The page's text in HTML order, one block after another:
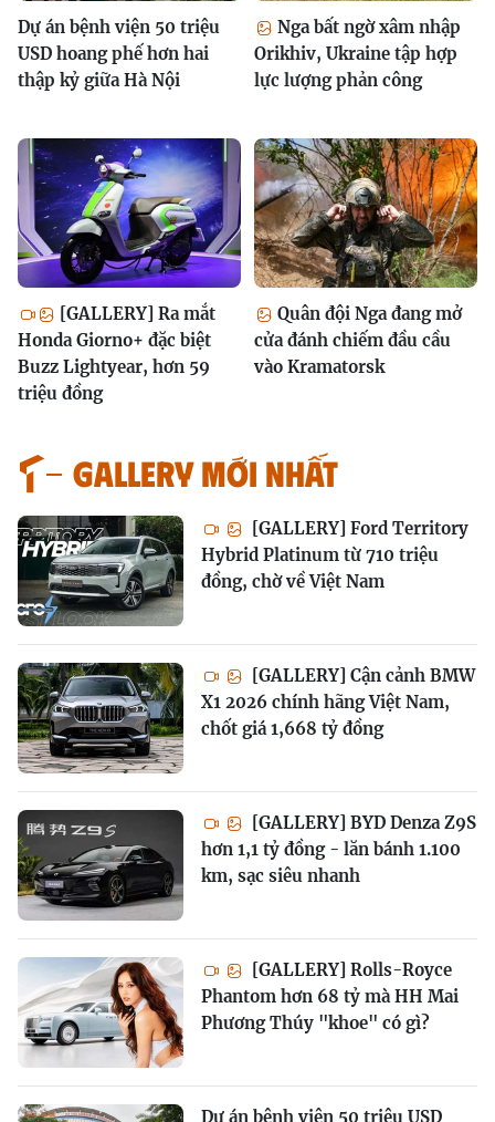
Dự án bệnh viện 50 triệu
USD hoang phế hơn hai
thập kỷ giữa Hà Nội
Nga bất ngờ xâm nhập
Orikhiv, Ukraine tập hợp
lực lượng phản công
[GALLERY] Ra mắt
Honda Giorno+ đặc biệt
Buzz Lightyear, hơn 59
triệu đồng
Quân đội Nga đang mở
cửa đánh chiếm đầu cầu
vào Kramatorsk
GALLERY MỚI NHẤT
[GALLERY] Ford Territory
Hybrid Platinum từ 710 triệu
đồng, chờ về Việt Nam
[GALLERY] Cận cảnh BMW
X1 2026 chính hãng Việt Nam,
chốt giá 1,668 tỷ đồng
[GALLERY] BYD Denza Z9S
hơn 1,1 tỷ đồng - lăn bánh 1.100
km, sạc siêu nhanh
[GALLERY] Rolls-Royce
Phantom hơn 68 tỷ mà HH Mai
Phương Thúy "khoe" có gì?
Dự án bệnh viện 50 triệu USD